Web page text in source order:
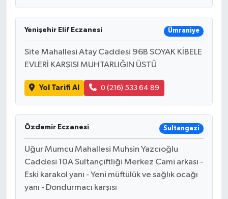
Yenişehir Elif Eczanesi Ümraniye
Site Mahallesi Atay Caddesi 96B SOYAK KİBELE
EVLERİ KARŞISI MUHTARLIĞIN ÜSTÜ
Yol Tarifi Al 0 (216) 533 64 89
Özdemir Eczanesi Sultangazi
Uğur Mumcu Mahallesi Muhsin Yazcıoğlu
Caddesi 10A Sultançiftliği Merkez Cami arkası -
Eski karakol yanı - Yeni müftülük ve sağlık ocağı
yanı - Dondurmacı karşısı